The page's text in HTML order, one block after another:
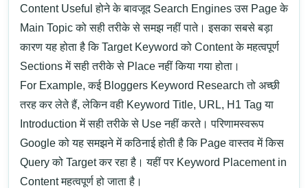
Content Useful होने के बावजूद Search Engines उस Page के
Main Topic को सही तरीके से समझ नहीं पाते। इसका सबसे बड़ा
कारण यह होता है कि Target Keyword को Content के महत्वपूर्ण
Sections में सही तरीके से Place नहीं किया गया होता।
For Example, कई Bloggers Keyword Research तो अच्छी
तरह कर लेते हैं, लेकिन वही Keyword Title, URL, H1 Tag या
Introduction में सही तरीके से Use नहीं करते। परिणामस्वरूप
Google को यह समझने में कठिनाई होती है कि Page वास्तव में किस
Query को Target कर रहा है। यहीं पर Keyword Placement in
Content महत्वपूर्ण हो जाता है।